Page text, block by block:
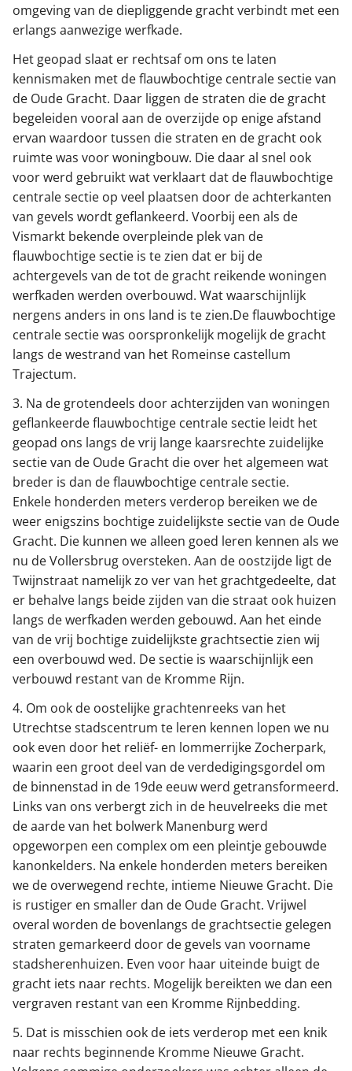
omgeving van de diepliggende gracht verbindt met een
erlangs aanwezige werfkade.
Het geopad slaat er rechtsaf om ons te laten
kennismaken met de flauwbochtige centrale sectie van
de Oude Gracht. Daar liggen de straten die de gracht
begeleiden vooral aan de overzijde op enige afstand
ervan waardoor tussen die straten en de gracht ook
ruimte was voor woningbouw. Die daar al snel ook
voor werd gebruikt wat verklaart dat de flauwbochtige
centrale sectie op veel plaatsen door de achterkanten
van gevels wordt geflankeerd. Voorbij een als de
Vismarkt bekende overpleinde plek van de
flauwbochtige sectie is te zien dat er bij de
achtergevels van de tot de gracht reikende woningen
werfkaden werden overbouwd. Wat waarschijnlijk
nergens anders in ons land is te zien.De flauwbochtige
centrale sectie was oorspronkelijk mogelijk de gracht
langs de westrand van het Romeinse castellum
Trajectum.
3. Na de grotendeels door achterzijden van woningen
geflankeerde flauwbochtige centrale sectie leidt het
geopad ons langs de vrij lange kaarsrechte zuidelijke
sectie van de Oude Gracht die over het algemeen wat
breder is dan de flauwbochtige centrale sectie.
Enkele honderden meters verderop bereiken we de
weer enigszins bochtige zuidelijkste sectie van de Oude
Gracht. Die kunnen we alleen goed leren kennen als we
nu de Vollersbrug oversteken. Aan de oostzijde ligt de
Twijnstraat namelijk zo ver van het grachtgedeelte, dat
er behalve langs beide zijden van die straat ook huizen
langs de werfkaden werden gebouwd. Aan het einde
van de vrij bochtige zuidelijkste grachtsectie zien wij
een overbouwd wed. De sectie is waarschijnlijk een
verbouwd restant van de Kromme Rijn.
4. Om ook de oostelijke grachtenreeks van het
Utrechtse stadscentrum te leren kennen lopen we nu
ook even door het reliëf- en lommerrijke Zocherpark,
waarin een groot deel van de verdedigingsgordel om
de binnenstad in de 19de eeuw werd getransformeerd.
Links van ons verbergt zich in de heuvelreeks die met
de aarde van het bolwerk Manenburg werd
opgeworpen een complex om een pleintje gebouwde
kanonkelders. Na enkele honderden meters bereiken
we de overwegend rechte, intieme Nieuwe Gracht. Die
is rustiger en smaller dan de Oude Gracht. Vrijwel
overal worden de bovenlangs de grachtsectie gelegen
straten gemarkeerd door de gevels van voorname
stadsherenhuizen. Even voor haar uiteinde buigt de
gracht iets naar rechts. Mogelijk bereikten we dan een
vergraven restant van een Kromme Rijnbedding.
5. Dat is misschien ook de iets verderop met een knik
naar rechts beginnende Kromme Nieuwe Gracht.